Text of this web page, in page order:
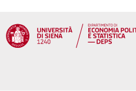
contenuto
principale